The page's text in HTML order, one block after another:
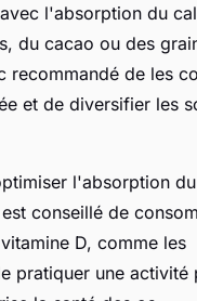
l'absorption du
du cacao ou des
recommandé de les
et de diversifier les
l'absorption
conseillé de
D, comme les
pratiquer une activité